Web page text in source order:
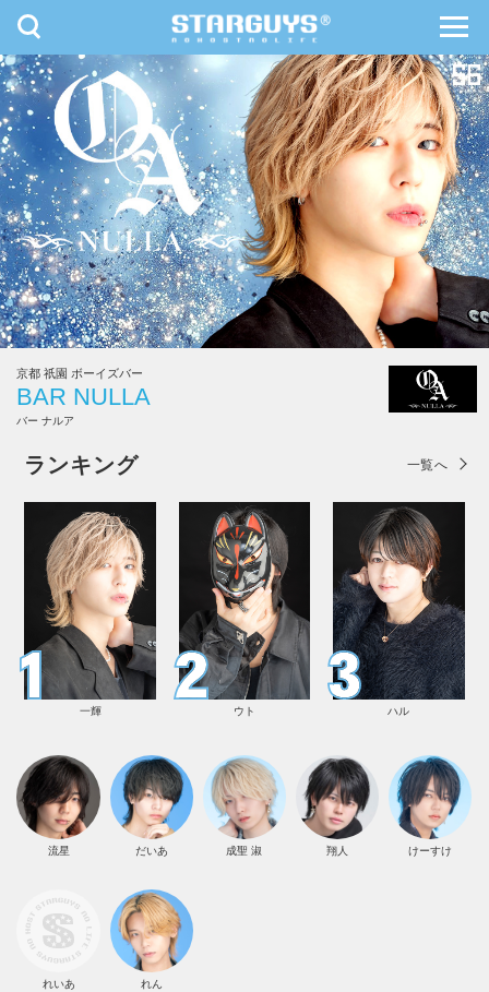
九州・沖縄 北海道・東北
toggle
navigation
京都 祇園 ボーイズバー
BAR NULLA
バー ナルア
ランキング 一覧へ
一輝 ウト ハル
流星 だいあ 成聖 淑 翔人 けーすけ
れいあ れん